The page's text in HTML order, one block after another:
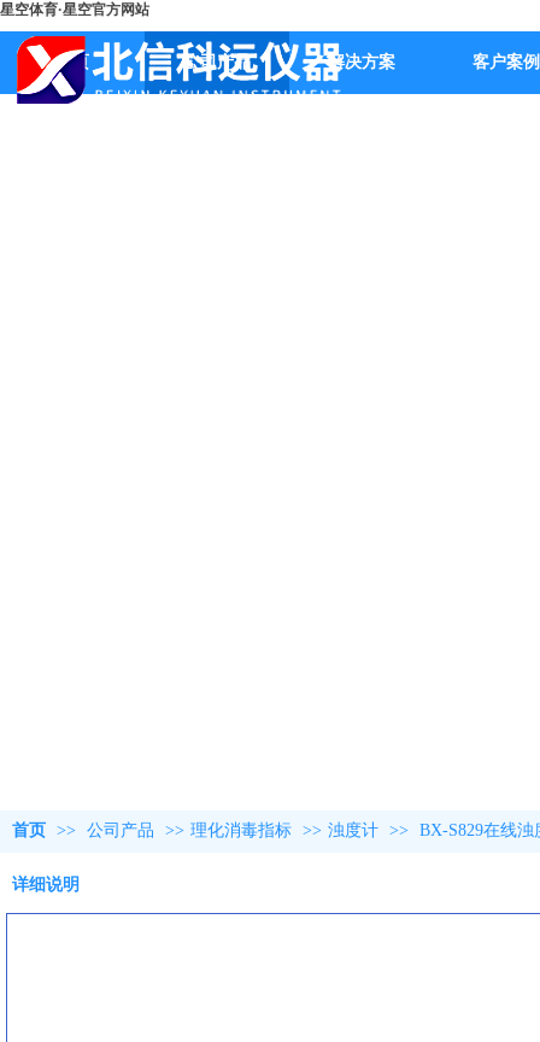
星空体育·星空官方网站
首页 公司产品 解决方案 客户案例
首页 >> 公司产品 >> 理化消毒指标 >> 浊度计 >> BX-S829在线浊
详细说明